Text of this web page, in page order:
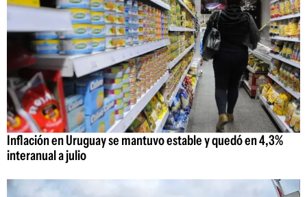
Inflación en Uruguay se mantuvo estable y quedó en 4,3%
interanual a julio